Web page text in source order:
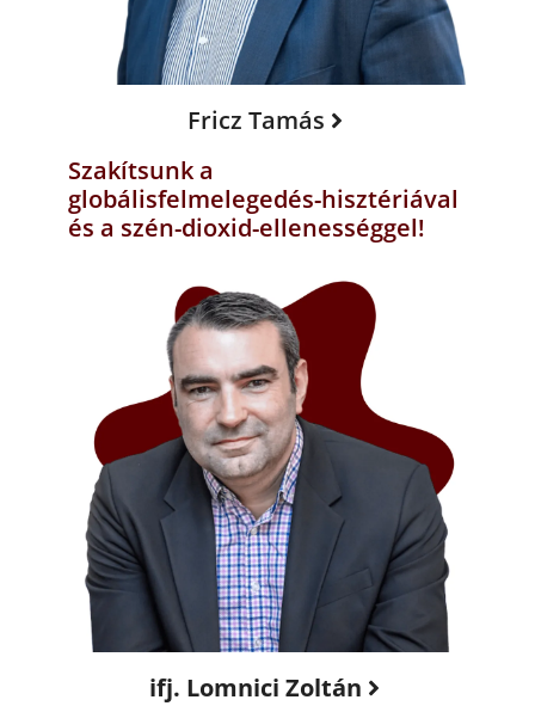
Fricz Tamás
Szakítsunk a
globálisfelmelegedés-hisztériával
és a szén-dioxid-ellenességgel!
ifj. Lomnici Zoltán